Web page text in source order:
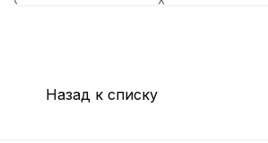
Назад к списку